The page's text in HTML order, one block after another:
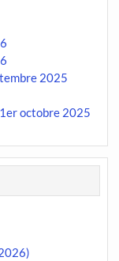
2025
octobre 2025